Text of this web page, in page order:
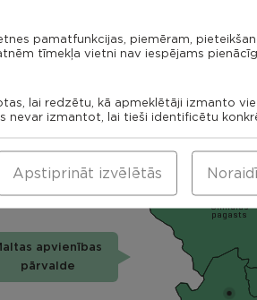
apvienības
pārvalde
Silmalas
pagasts
Sokolku
Viļānu
pamatfunkcijas, piemēram,
tīmekļa vietni nav iespējams
lai redzētu, kā apmeklētāji izmanto
nevar izmantot, lai tieši identificētu
Apstiprināt izvēlētās